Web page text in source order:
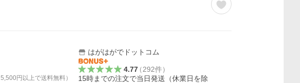
5,500 円以上で送料無料）
はがはがでドットコム
4.77（292件）
15時までの注文で当日発送（休業日を除